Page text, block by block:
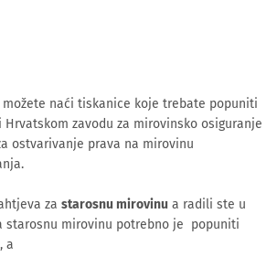
naći tiskanice koje trebate popuniti
zavodu za mirovinsko osiguranje
ostvarivanje prava na mirovinu
za starosnu mirovinu a radili ste u
starosnu mirovinu potrebno je popuniti
, a